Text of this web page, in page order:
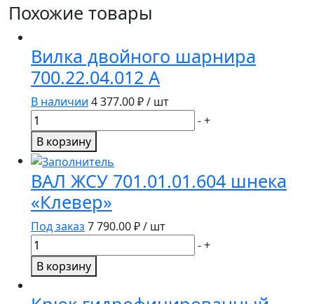
Похожие товары
Вилка двойного шарнира
700.22.04.012 А
В наличии 4 377.00₽ / шт
Количество
товара
Вилка
двойного
шарнира
700.22.04.012
А
-+
В корзину
ВАЛ ЖСУ 701.01.01.604 шнека
«Клевер»
Под заказ 7 790.00₽ / шт
Количество
товара
ВАЛ
-+
В корзину